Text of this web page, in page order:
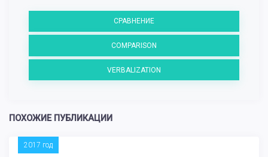
СРАВНЕНИЕ
COMPARISON
VERBALIZATION
ПОХОЖИЕ ПУБЛИКАЦИИ
2017 год